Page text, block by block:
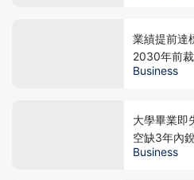
Business
業績提前達
2030年前
架構推手
Business
大學畢業即
空缺3年內
慘遭AI屠殺